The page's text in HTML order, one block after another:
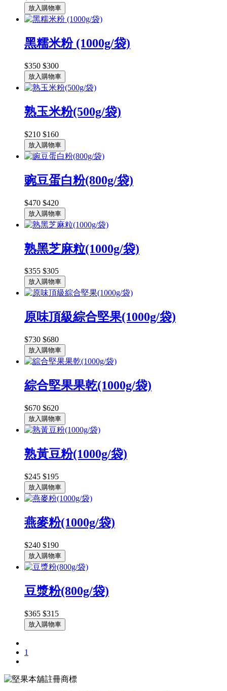
放入購物車
黑糯米粉 (1000g/袋)
$350 $300
放入購物車
熟玉米粉(500g/袋)
$210 $160
放入購物車
豌豆蛋白粉(800g/袋)
$470 $420
放入購物車
熟黑芝麻粒(1000g/袋)
$355 $305
放入購物車
原味頂級綜合堅果(1000g/袋)
$730 $680
放入購物車
綜合堅果果乾(1000g/袋)
$670 $620
放入購物車
熟黃豆粉(1000g/袋)
$245 $195
放入購物車
燕麥粉(1000g/袋)
$240 $190
放入購物車
豆漿粉(800g/袋)
$365 $315
放入購物車
1